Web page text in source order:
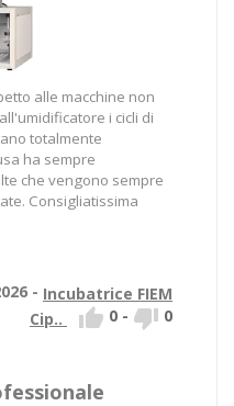
alle macchine non
i cicli di
totalmente
ha sempre
che vengono sempre
Consigliatissima
- Incubatrice FIEM
Cip..
 0 -  0